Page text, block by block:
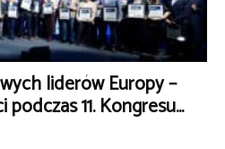
liderów Europy –
11. Kongresu...